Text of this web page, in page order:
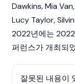
Dawkins, Mia
Lucy Taylor,
2022년에는
퍼런스가 개최되
잘못된 내용이